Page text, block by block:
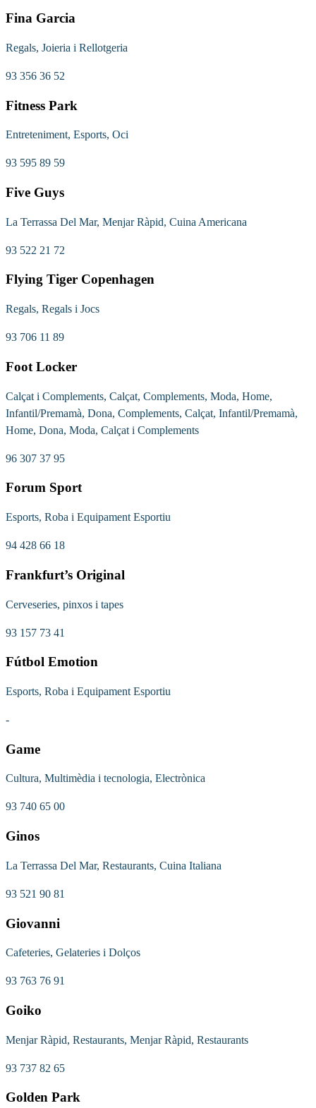
Fina Garcia
Regals, Joieria i Rellotgeria
93 356 36 52
Fitness Park
Entreteniment, Esports, Oci
93 595 89 59
Five Guys
La Terrassa Del Mar, Menjar Ràpid, Cuina Americana
93 522 21 72
Flying Tiger Copenhagen
Regals, Regals i Jocs
93 706 11 89
Foot Locker
Calçat i Complements, Calçat, Complements, Moda, Home,
Infantil/Premamà, Dona, Complements, Calçat, Infantil/Premamà,
Home, Dona, Moda, Calçat i Complements
96 307 37 95
Forum Sport
Esports, Roba i Equipament Esportiu
94 428 66 18
Frankfurt’s Original
Cerveseries, pinxos i tapes
93 157 73 41
Fútbol Emotion
Esports, Roba i Equipament Esportiu
-
Game
Cultura, Multimèdia i tecnologia, Electrònica
93 740 65 00
Ginos
La Terrassa Del Mar, Restaurants, Cuina Italiana
93 521 90 81
Giovanni
Cafeteries, Gelateries i Dolços
93 763 76 91
Goiko
Menjar Ràpid, Restaurants, Menjar Ràpid, Restaurants
93 737 82 65
Golden Park